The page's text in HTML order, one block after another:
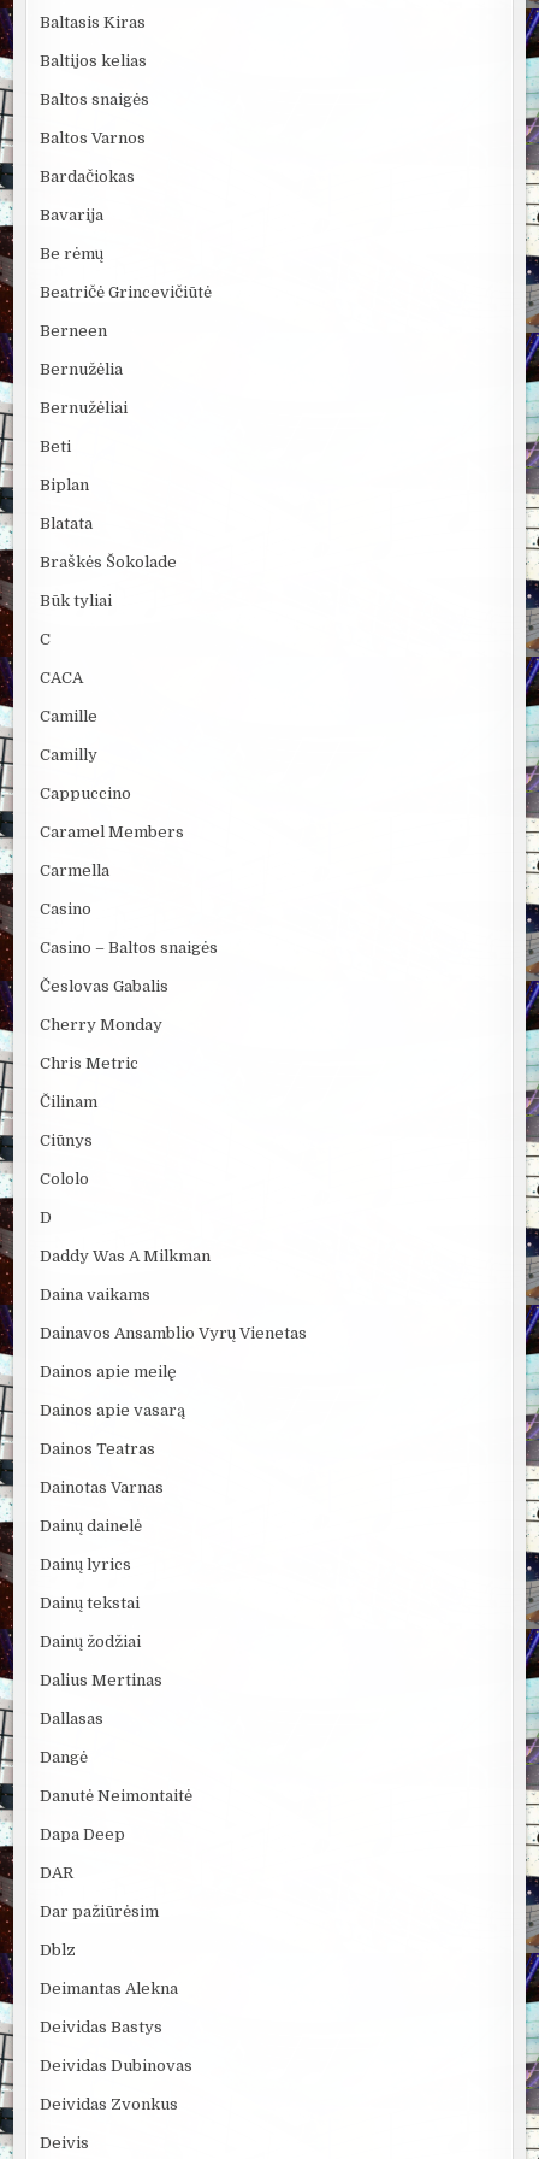
Baltasis Kiras
Baltijos kelias
Baltos snaigės
Baltos Varnos
Bardačiokas
Bavarija
Be rėmų
Beatričė Grincevičiūtė
Berneen
Bernužėlia
Bernužėliai
Beti
Biplan
Blatata
Braškės Šokolade
Būk tyliai
C
CACA
Camille
Camilly
Cappuccino
Caramel Members
Carmella
Casino
Casino – Baltos snaigės
Česlovas Gabalis
Cherry Monday
Chris Metric
Čilinam
Ciūnys
Cololo
D
Daddy Was A Milkman
Daina vaikams
Dainavos Ansamblio Vyrų Vienetas
Dainos apie meilę
Dainos apie vasarą
Dainos Teatras
Dainotas Varnas
Dainų dainelė
Dainų lyrics
Dainų tekstai
Dainų žodžiai
Dalius Mertinas
Dallasas
Dangė
Danutė Neimontaitė
Dapa Deep
DAR
Dar pažiūrėsim
Dblz
Deimantas Alekna
Deividas Bastys
Deividas Dubinovas
Deividas Zvonkus
Deivis